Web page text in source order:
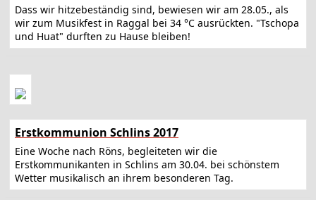
Dass wir hitzebeständig sind, bewiesen wir am 28.05., als
wir zum Musikfest in Raggal bei 34 °C ausrückten. "Tschopa
und Huat" durften zu Hause bleiben!
Erstkommunion Schlins 2017
Eine Woche nach Röns, begleiteten wir die
Erstkommunikanten in Schlins am 30.04. bei schönstem
Wetter musikalisch an ihrem besonderen Tag.